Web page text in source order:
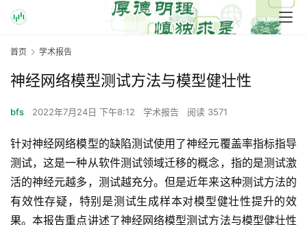
首页 学术报告
神经网络模型测试方法与模型健壮性
bfs 2022年7月24日 下午8:12 学术报告 阅读 3571
针对神经网络模型的缺陷测试使用了神经元覆盖率指标指导
测试，这是一种从软件测试领域迁移的概念，指的是测试激
活的神经元越多，测试越充分。但是近年来这种测试方法的
有效性存疑，特别是测试生成样本对模型健壮性提升的效
果。本报告重点讲述了神经网络模型测试方法与模型健壮性